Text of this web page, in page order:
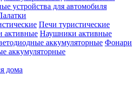
устройства для автомобиля
Печи туристические
Наушники активные
Фонари
аккумуляторные
дома